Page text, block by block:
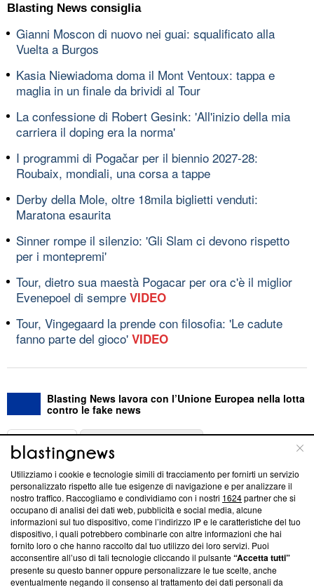
Blasting News consiglia
Gianni Moscon di nuovo nei guai: squalificato alla
Vuelta a Burgos
Kasia Niewiadoma doma il Mont Ventoux: tappa e
maglia in un finale da brividi al Tour
La confessione di Robert Gesink: 'All'inizio della mia
carriera il doping era la norma'
I programmi di Pogačar per il biennio 2027-28:
Roubaix, mondiali, una corsa a tappe
Derby della Mole, oltre 18mila biglietti venduti:
Maratona esaurita
Sinner rompe il silenzio: 'Gli Slam ci devono rispetto
per i montepremi'
Tour, dietro sua maestà Pogacar per ora c'è il miglior
Evenepoel di sempre VIDEO
Tour, Vingegaard la prende con filosofia: 'Le cadute
fanno parte del gioco' VIDEO
Blasting News lavora con l’Unione Europea nella lotta
contro le fake news
ABOUT
Questa sezione offre informazioni trasparenti su Blasting
News, sui nostri processi editoriali e su come ci impegniamo a
creare news di qualità. Inoltre, afferma la nostra aderenza a
‘Trust Project - News with Integrity’Blasting News non è
ancora membro del programma, ma ha richiesto di farne
parte; Trust Project non ha ancora effettuato una verifica di
conformità agli standard.
Utilizziamo i cookie e tecnologie simili di tracciamento per fornirti un servizio
personalizzato rispetto alle tue esigenze di navigazione e per analizzare il
nostro traffico. Raccogliamo e condividiamo con i nostri 1624partner che si
occupano di analisi dei dati web, pubblicità e social media, alcune
informazioni sul tuo dispositivo, come l’indirizzo IP e le caratteristiche del tuo
dispositivo, i quali potrebbero combinarle con altre informazioni che hai
fornito loro o che hanno raccolto dal tuo utilizzo dei loro servizi. Puoi
acconsentire all’uso di tali tecnologie cliccando il pulsante“Accetta tutti”
presente su questo banner oppure personalizzare le tue scelte, anche
eventualmente negando il consenso al trattamento dei dati personali da